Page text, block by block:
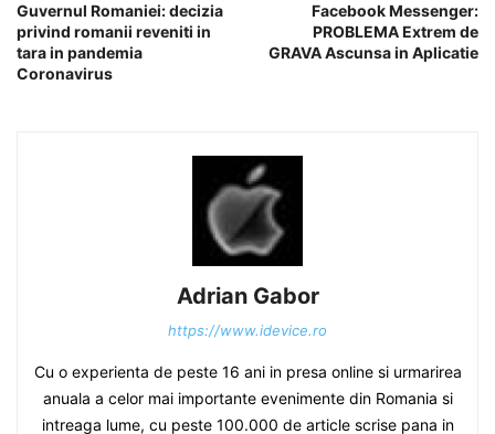
Guvernul Romaniei: decizia
privind romanii reveniti in
tara in pandemia
Coronavirus
Facebook Messenger:
PROBLEMA Extrem de
GRAVA Ascunsa in Aplicatie
Adrian Gabor
https://www.idevice.ro
Cu o experienta de peste 16 ani in presa online si urmarirea
anuala a celor mai importante evenimente din Romania si
intreaga lume, cu peste 100.000 de article scrise pana in